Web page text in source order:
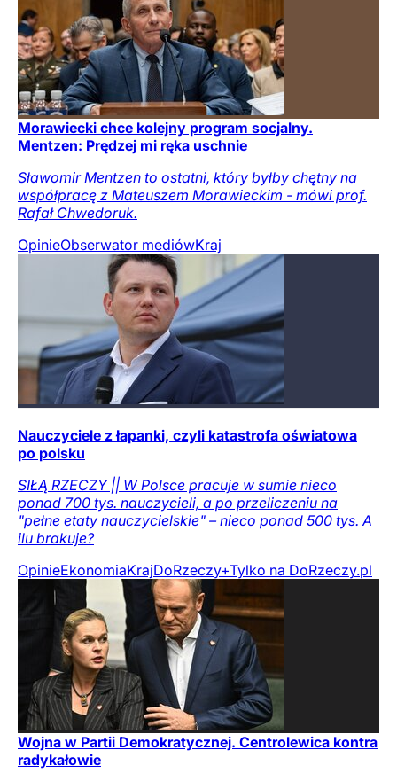
Morawiecki chce kolejny program socjalny.
Mentzen: Prędzej mi ręka uschnie
Sławomir Mentzen to ostatni, który byłby chętny na
współpracę z Mateuszem Morawieckim - mówi prof.
Rafał Chwedoruk.
OpinieObserwator mediówKraj
Nauczyciele z łapanki, czyli katastrofa oświatowa
po polsku
SIŁĄ RZECZY || W Polsce pracuje w sumie nieco
ponad 700 tys. nauczycieli, a po przeliczeniu na
"pełne etaty nauczycielskie" – nieco ponad 500 tys. A
ilu brakuje?
OpinieEkonomiaKrajDoRzeczy+Tylko na DoRzeczy.pl
Wojna w Partii Demokratycznej. Centrolewica kontra
radykałowie